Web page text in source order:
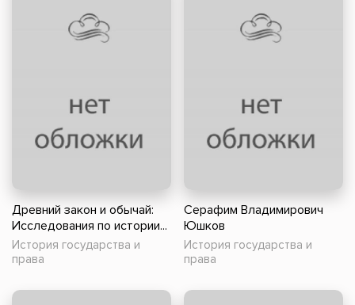
Древний закон и обычай:
Исследования по истории...
История государства и
права
Серафим Владимирович
Юшков
История государства и
права